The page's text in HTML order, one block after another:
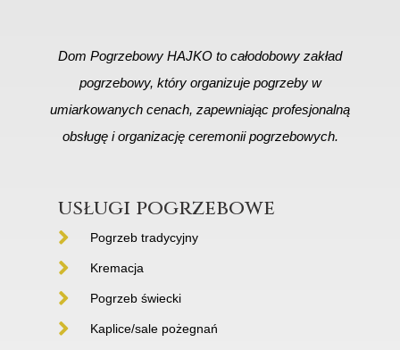
Dom Pogrzebowy HAJKO to całodobowy zakład
pogrzebowy, który organizuje pogrzeby w
umiarkowanych cenach, zapewniając profesjonalną
obsługę i organizację ceremonii pogrzebowych.
usługi pogrzebowe
Pogrzeb tradycyjny
Kremacja
Pogrzeb świecki
Kaplice/sale pożegnań